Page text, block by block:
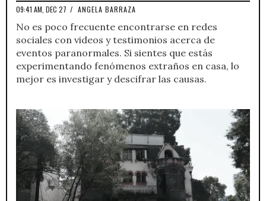
09:41 AM, DEC 27 / ANGELA BARRAZA
No es poco frecuente encontrarse en redes
sociales con videos y testimonios acerca de
eventos paranormales. Si sientes que estás
experimentando fenómenos extraños en casa, lo
mejor es investigar y descifrar las causas.